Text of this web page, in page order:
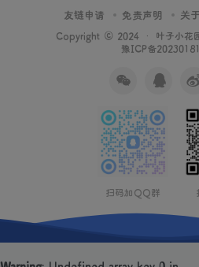
友链申请 免责声明 关
Copyright © 2024 · 叶子小花
豫ICP备
扫码加QQ群